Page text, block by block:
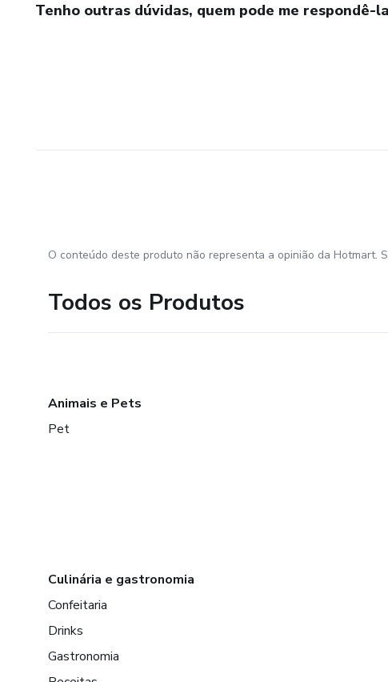
Tenho outras dúvidas, quem pode me respondê-
O conteúdo deste produto não representa a opinião da Hotmart.
Todos os Produtos
Animais e Pets
Pet
Culinária e gastronomia
Confeitaria
Drinks
Gastronomia